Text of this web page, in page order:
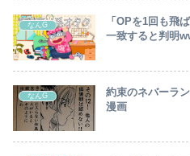
なんG
「OPを1回も飛
一致すると判明
なんG
約束のネバーラ
漫画